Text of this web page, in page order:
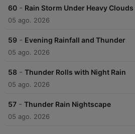
60 - Rain Storm Under Heavy Clouds
05 ago. 2026
59 - Evening Rainfall and Thunder
05 ago. 2026
58 - Thunder Rolls with Night Rain
05 ago. 2026
57 - Thunder Rain Nightscape
05 ago. 2026